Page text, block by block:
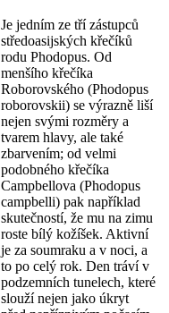
Je jedním ze tří zástupců
středoasijských křečíků
rodu Phodopus. Od
menšího křečíka
Roborovského (Phodopus
roborovskii) se výrazně liší
nejen svými rozměry a
tvarem hlavy, ale také
zbarvením; od velmi
podobného křečíka
Campbellova (Phodopus
campbelli) pak například
skutečností, že mu na zimu
roste bílý kožíšek. Aktivní
je za soumraku a v noci, a
to po celý rok. Den tráví v
podzemních tunelech, které
slouží nejen jako úkryt